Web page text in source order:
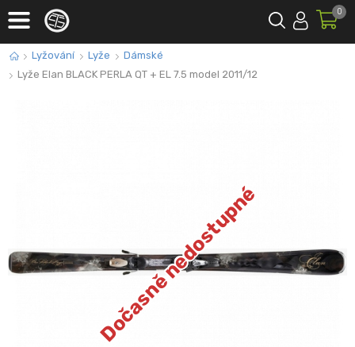
0
Lyžování Lyže
Dámské
Lyže Elan BLACK PERLA QT + EL 7.5 model 2011/12
Dočasně nedostupné